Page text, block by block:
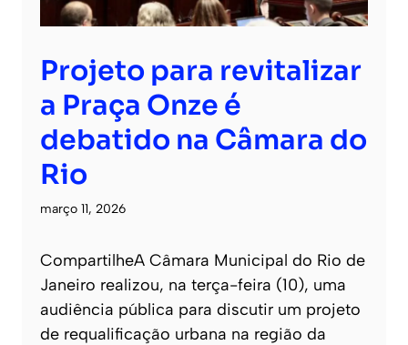
Projeto para revitalizar
a Praça Onze é
debatido na Câmara do
Rio
março 11, 2026
CompartilheA Câmara Municipal do Rio de
Janeiro realizou, na terça-feira (10), uma
audiência pública para discutir um projeto
de requalificação urbana na região da